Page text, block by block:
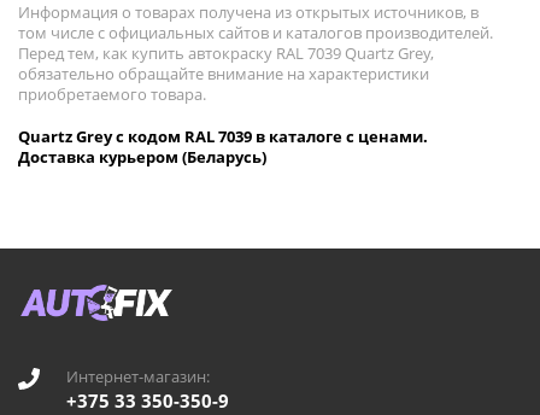
Информация о товарах получена из открытых источников, в
том числе с официальных сайтов и каталогов производителей.
Перед тем, как купить автокраску RAL 7039 Quartz Grey,
обязательно обращайте внимание на характеристики
приобретаемого товара.
Quartz Grey с кодом RAL 7039 в каталоге с ценами.
Доставка курьером (Беларусь)
Интернет-магазин:
+375 33 350-350-9